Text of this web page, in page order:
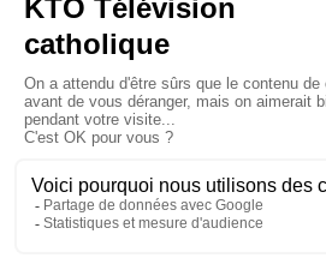
La visite
XIV à Assise à
jeudi 6 août
Le pape en
Pérou du 6 au